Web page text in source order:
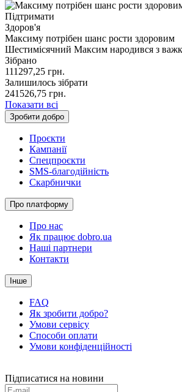
Підтримати
Здоров'я
Максиму потрібен шанс рости здоровим
Шестимісячний Максим народився з
Зібрано
111297,25 грн.
Залишилось зібрати
241526,75 грн.
Показати всі
Зробити добро
Проєкти
Кампанії
Спецпроєкти
SMS-благодійність
Скарбнички
Про платформу
Про нас
Як працює dobro.ua
Наші партнери
Контакти
Інше
FAQ
Як зробити добро?
Умови сервісу
Способи оплати
Умови конфіденційності
Підписатися на новини